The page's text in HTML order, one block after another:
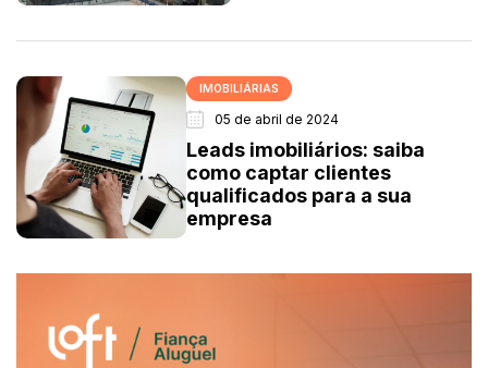
IMOBILIÁRIAS
05 de abril de 2024
Leads imobiliários: saiba
como captar clientes
qualificados para a sua
empresa